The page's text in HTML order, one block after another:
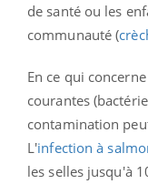
de santé ou les
communauté (
En ce qui
courantes
contamination
L'infection à
les selles jusqu'à